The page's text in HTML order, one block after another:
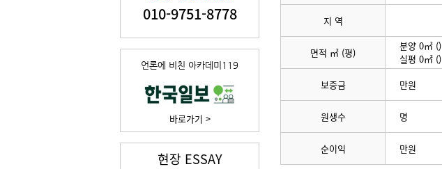
010-9751-8778
언론에 비친 아카데미119
바로가기 >
현장 ESSAY
지 역
면적 ㎡ (평)
분양 0㎡ ()
실평 0㎡ ()
보증금
만원
원생수 명
순이익 만원